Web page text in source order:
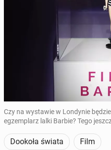
Czy na wystawie w Londynie
egzemplarz lalki Barbie? Tego
Dookoła świata Film